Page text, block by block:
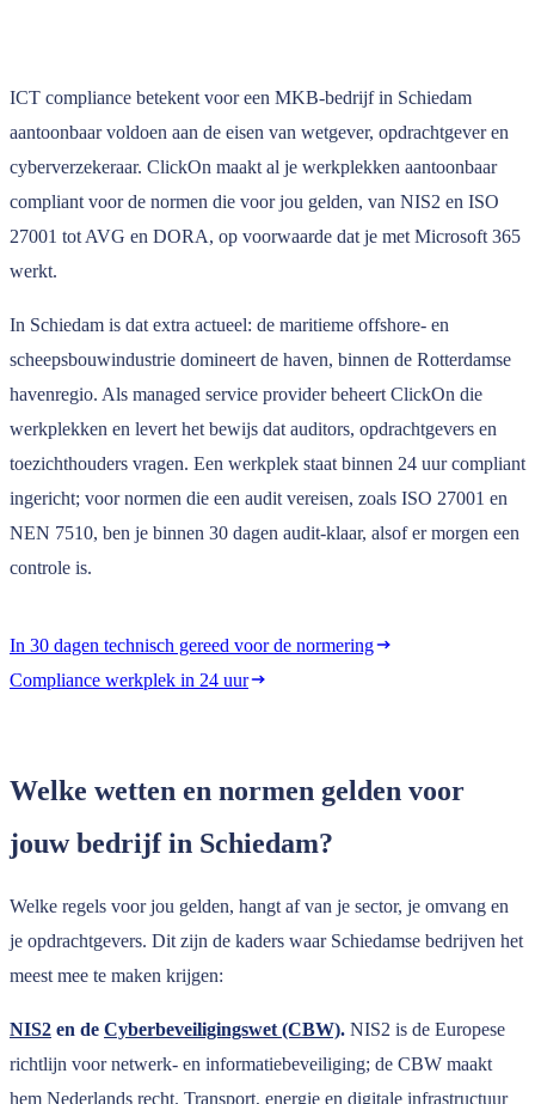
ICT compliance betekent voor een MKB-bedrijf in Schiedam
aantoonbaar voldoen aan de eisen van wetgever, opdrachtgever en
cyberverzekeraar. ClickOn maakt al je werkplekken aantoonbaar
compliant voor de normen die voor jou gelden, van NIS2 en ISO
27001 tot AVG en DORA, op voorwaarde dat je met Microsoft 365
werkt.
In Schiedam is dat extra actueel: de maritieme offshore- en
scheepsbouwindustrie domineert de haven, binnen de Rotterdamse
havenregio. Als managed service provider beheert ClickOn die
werkplekken en levert het bewijs dat auditors, opdrachtgevers en
toezichthouders vragen. Een werkplek staat binnen 24 uur compliant
ingericht; voor normen die een audit vereisen, zoals ISO 27001 en
NEN 7510, ben je binnen 30 dagen audit-klaar, alsof er morgen een
controle is.
In 30 dagen technisch gereed voor de normering
Compliance werkplek in 24 uur
Welke wetten en normen gelden voor
jouw bedrijf in Schiedam?
Welke regels voor jou gelden, hangt af van je sector, je omvang en
je opdrachtgevers. Dit zijn de kaders waar Schiedamse bedrijven het
meest mee te maken krijgen:
NIS2 en de Cyberbeveiligingswet (CBW). NIS2 is de Europese
richtlijn voor netwerk- en informatiebeveiliging; de CBW maakt
hem Nederlands recht. Transport, energie en digitale infrastructuur